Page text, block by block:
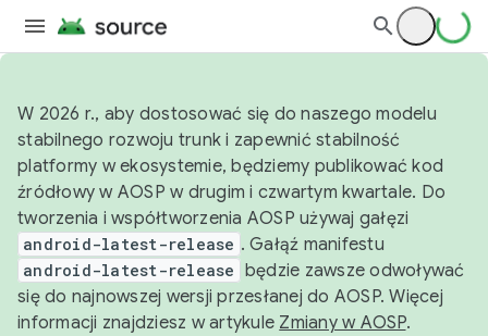
W 2026 r., aby dostosować się do naszego modelu
stabilnego rozwoju trunk i zapewnić stabilność
platformy w ekosystemie, będziemy publikować kod
źródłowy w AOSP w drugim i czwartym kwartale. Do
tworzenia i współtworzenia AOSP używaj gałęzi
android-latest-release . Gałąź manifestu
android-latest-release będzie zawsze odwoływać
się do najnowszej wersji przesłanej do AOSP. Więcej
informacji znajdziesz w artykule Zmiany w AOSP.